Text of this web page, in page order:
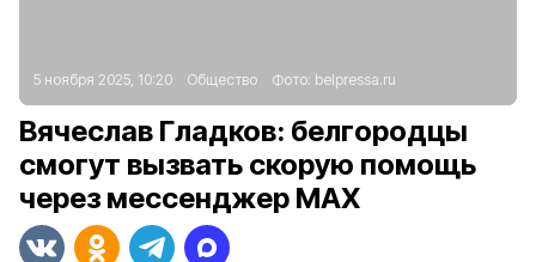
5 ноября 2025, 10:20 Общество Фото: belpressa.ru
Вячеслав Гладков: белгородцы
смогут вызвать скорую помощь
через мессенджер MAX